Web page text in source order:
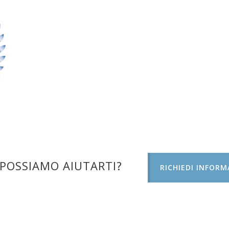
AIUTARTI? RICHIEDI